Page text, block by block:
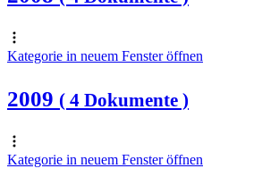
Kategorie in neuem Fenster öffnen
2009 ( 4 Dokumente )
Kategorie in neuem Fenster öffnen